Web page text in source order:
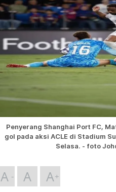
Penyerang Shanghai Port FC,
gol pada aksi ACLE di Stadium
Selasa. - foto
A A A